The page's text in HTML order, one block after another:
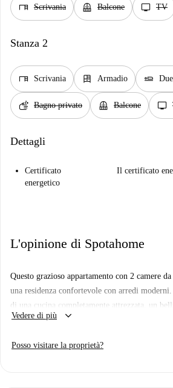
desk Scrivania balcony Balcone tv TV
Stanza 2
desk Scrivania dresser Armadio airline_seat_flat
soap Bagno privato balcony Balcone tv
Dettagli
Certificato
energetico
Il certificato
L'opinione di Spotahome
Questo grazioso appartamento con 2 camere
una residenza confortevole con arredi
di una cucina completamente attrezzata, un
godersi momenti di relax all'aria aperta, oltre a
benvenute.
Vedere di più keyboard_arrow_down
Posso visitare la proprietà?